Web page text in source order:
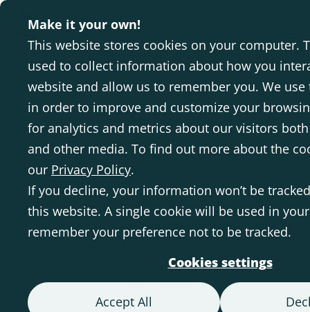
Make it your own!
This website stores cookies on your computer.
used to collect information about how you
website and allow us to remember you. We
in order to improve and customize your
for analytics and metrics about our visitors
and other media. To find out more about the
our Privacy Policy.
If you decline, your information won’t be
this website. A single cookie will be used in
remember your preference not to be tracked.
Cookies settings
Accept All
DE
Blog
Unser Ziel ist es, Sie durch Fallbeispiele und
Erfahrungen anderer Betroffener mit
unseren Lösungen zu inspirieren. In
Verbindung mit diesen Informationen teilen
wir auch evidenzbasiertes Wissen und
mit körperlichen Einschränkungen und
Hilfsmitteln.